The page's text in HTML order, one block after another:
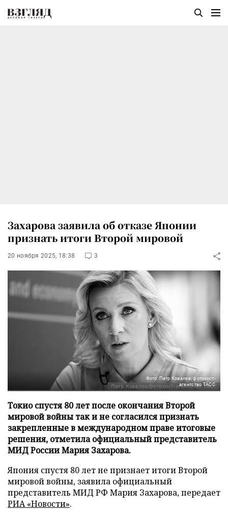
Захарова заявила об отказе Японии
признать итоги Второй мировой
20 ноября 2025, 18:38 3
Фото: Петр Ковалев/фотохост-
агентство ТАСС
Токио спустя 80 лет после окончания Второй
мировой войны так и не согласился признать
закрепленные в международном праве итоговые
решения, отметила официальный представитель
МИД России Мария Захарова.
Япония спустя 80 лет не признает итоги Второй
мировой войны, заявила официальный
представитель МИД РФ Мария Захарова, передает
РИА «Новости».